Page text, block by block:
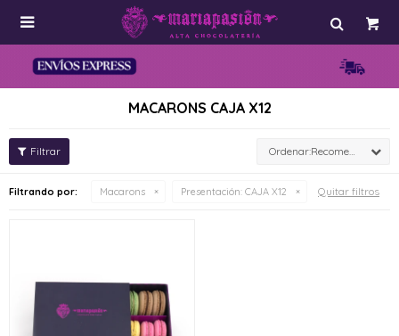

MACARONS CAJA X12
Recomendados
Filtrando por: Macarons Presentación: CAJA X12 Quitar filtros